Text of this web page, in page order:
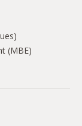
(MBE)